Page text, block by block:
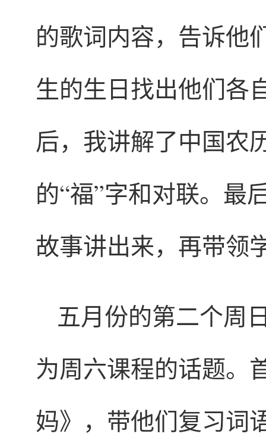
的歌词内容，告诉他
生的生日找出他们各
后，我讲解了中国农
的“福”字和对联。最
故事讲出来，再带领
五月份的第二个周
为周六课程的话题。
妈》，带他们复习词